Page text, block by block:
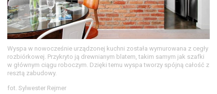
Wyspa w nowocześnie urządzonej kuchni została wymurowana z cegły
rozbiórkowej. Przykryto ją drewnianym blatem, takim samym jak szafki
w głównym ciągu roboczym. Dzięki temu wyspa tworzy spójną całość z
resztą zabudowy.
fot. Sylwester Rejmer